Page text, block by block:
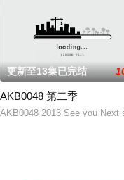
科技垄断主张，火星开拓
ン大魔王』に登場する大
更新至13集已完结
AKB0048 第二季
AKB0048 2013 See you Next